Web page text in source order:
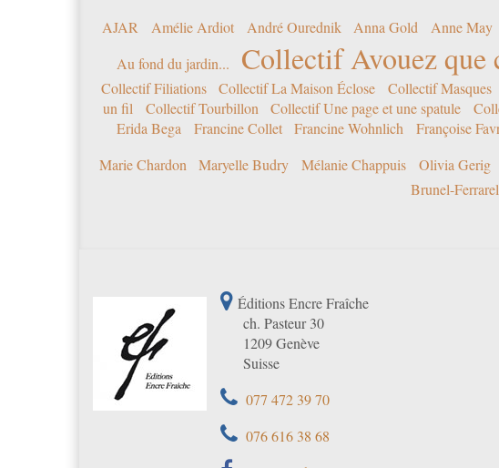
AJAR Amélie Ardiot André Ourednik Anna Gold Anne May
Au fond du jardin...
Collectif Avouez que
Collectif Filiations
Collectif La Maison Éclose Collectif Masques
un fil
Collectif Tourbillon Collectif Une page et une spatule
Erida Bega
Francine Collet Francine Wohnlich Françoise
Marie Chardon
Maryelle Budry Mélanie Chappuis Olivia Gerig
Brunel-
Éditions Encre Fraîche
ch. Pasteur 30
1209 Genève
Suisse
077 472 39 70
076 616 38 68